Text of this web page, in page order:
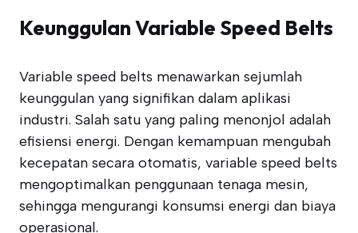
Keunggulan Variable Speed Belts
Variable speed belts menawarkan sejumlah
keunggulan yang signifikan dalam aplikasi
industri. Salah satu yang paling menonjol adalah
efisiensi energi. Dengan kemampuan mengubah
kecepatan secara otomatis, variable speed belts
mengoptimalkan penggunaan tenaga mesin,
sehingga mengurangi konsumsi energi dan biaya
operasional.